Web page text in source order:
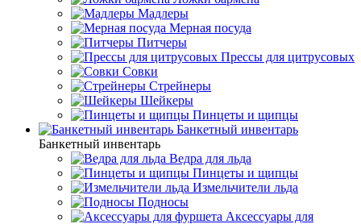
Мадлеры
Мерная посуда
Питчеры
Прессы для цитрусовых
Совки
Стрейнеры
Шейкеры
Пинцеты и щипцы
Банкетный инвентарь
Банкетный инвентарь
Ведра для льда
Пинцеты и щипцы
Измельчители льда
Подносы
Аксессуары для